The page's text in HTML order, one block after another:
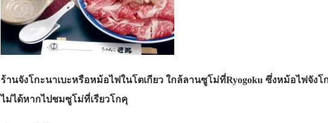
ร้านจังโกะนาเบะหรือหม้อไฟในโตเกียว ใกล้ลานซูโม่ที่Ryogoku ซึ่งหม้อไฟจัง
ไม่ได้หากไปชมซูโม่ที่เรียวโกคุ